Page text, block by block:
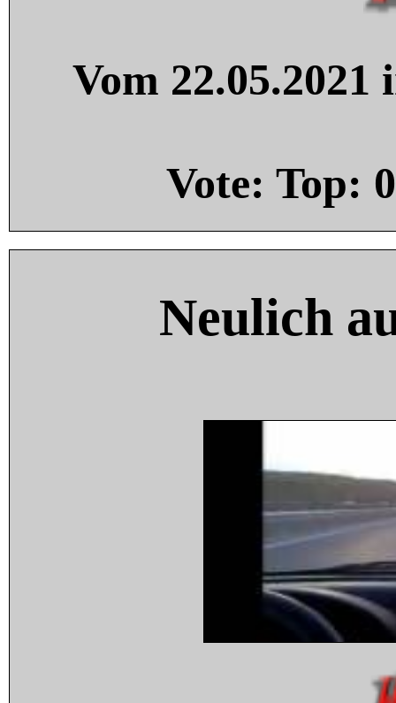
Vom
Vote: Top: 0
Neulich